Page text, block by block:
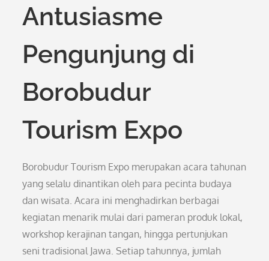
Antusiasme
Pengunjung di
Borobudur
Tourism Expo
Borobudur Tourism Expo merupakan acara tahunan
yang selalu dinantikan oleh para pecinta budaya
dan wisata. Acara ini menghadirkan berbagai
kegiatan menarik mulai dari pameran produk lokal,
workshop kerajinan tangan, hingga pertunjukan
seni tradisional Jawa. Setiap tahunnya, jumlah